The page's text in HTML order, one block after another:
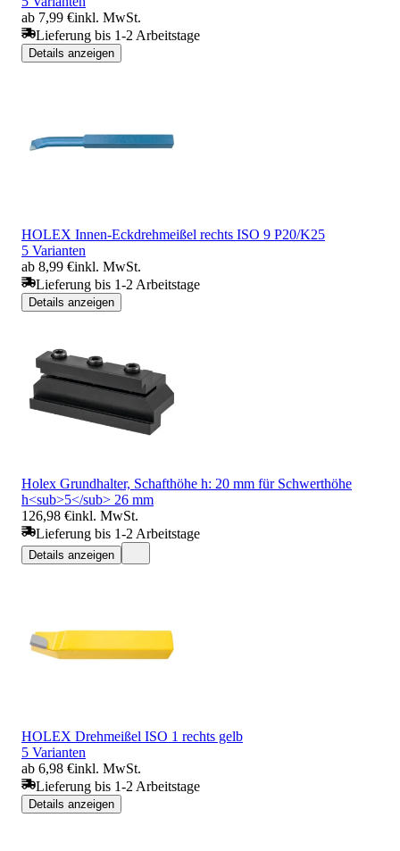
ab 7,99 €inkl. MwSt.
Lieferung bis 1-2 Arbeitstage
Details anzeigen
HOLEX Innen-Eckdrehmeißel rechts ISO 9 P20/K25
5 Varianten
ab 8,99 €inkl. MwSt.
Lieferung bis 1-2 Arbeitstage
Details anzeigen
Holex Grundhalter, Schafthöhe h: 20 mm für Schwerthöhe
h<sub>5</sub> 26 mm
126,98 €inkl. MwSt.
Lieferung bis 1-2 Arbeitstage
Details anzeigen
HOLEX Drehmeißel ISO 1 rechts gelb
5 Varianten
ab 6,98 €inkl. MwSt.
Lieferung bis 1-2 Arbeitstage
Details anzeigen